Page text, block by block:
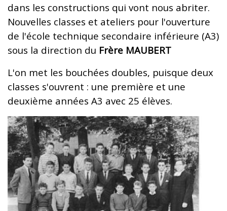
dans les constructions qui vont nous abriter.
Nouvelles classes et ateliers pour l'ouverture
de l'école technique secondaire inférieure (A3)
sous la direction du Frère MAUBERT
L'on met les bouchées doubles, puisque deux
classes s'ouvrent : une première et une
deuxième années A3 avec 25 élèves.